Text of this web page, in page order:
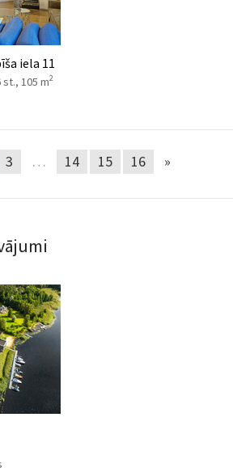
iela 11
105 m2
3 … 14 15 16 »